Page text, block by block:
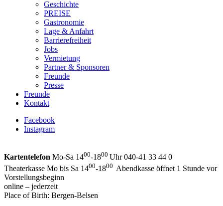
Geschichte
PREISE
Gastronomie
Lage & Anfahrt
Barrierefreiheit
Jobs
Vermietung
Partner & Sponsoren
Freunde
Presse
Freunde
Kontakt
Facebook
Instagram
Kartentelefon Mo-Sa 1400-1800 Uhr 040-41 33 44 0
Theaterkasse Mo bis Sa 1400-1800 Abendkasse öffnet 1 Stunde vor
Vorstellungsbeginn
online – jederzeit
Place of Birth: Bergen-Belsen